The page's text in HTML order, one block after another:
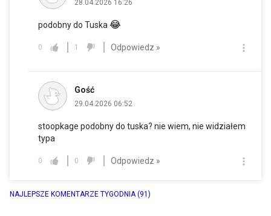
28.04.2026 16:26
podobny do Tuska😂
0 1 Odpowiedz »
Gość
29.04.2026 06:52
stoopkage podobny do tuska? nie wiem, nie widziałem
typa
0 0 Odpowiedz »
NAJLEPSZE KOMENTARZE TYGODNIA(91)